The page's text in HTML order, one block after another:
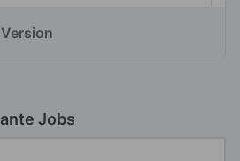
Jobs